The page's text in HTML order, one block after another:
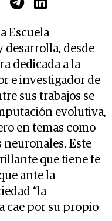
Escuela
desarrolla, desde
dedicada a la
e investigador de
sus trabajos se
evolutiva,
en temas como
Este
que tiene fe
ante la
“la
cae por su propio